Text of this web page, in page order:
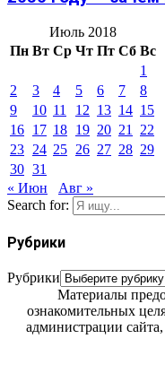
Июль 2018
Пн Вт Ср Чт Пт Сб Вс
1
2
3 4 5 6 7
8
9
10 11 12 13 14 15
16 17 18 19 20 21
22
23 24 25 26 27 28 29
30 31
« Июн
Авг »
Search for:
Рубрики
Рубрики
Материалы
ознакомительных
администрации